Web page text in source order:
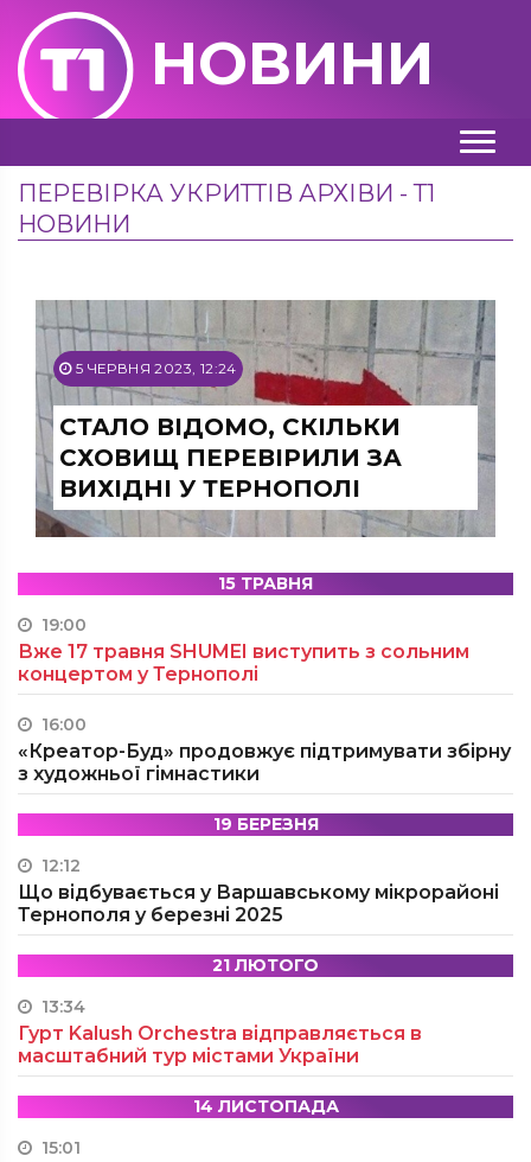
НОВИНИ
ПЕРЕВІРКА УКРИТТІВ АРХІВИ - Т1
НОВИНИ
5 ЧЕРВНЯ 2023, 12:24
СТАЛО ВІДОМО, СКІЛЬКИ
СХОВИЩ ПЕРЕВІРИЛИ ЗА
ВИХІДНІ У ТЕРНОПОЛІ
15 ТРАВНЯ
19:00
Вже 17 травня SHUMEI виступить з сольним
концертом у Тернополі
16:00
«Креатор-Буд» продовжує підтримувати збірну
з художньої гімнастики
19 БЕРЕЗНЯ
12:12
Що відбувається у Варшавському мікрорайоні
Тернополя у березні 2025
21 ЛЮТОГО
13:34
Гурт Kalush Orchestra відправляється в
масштабний тур містами України
14 ЛИСТОПАДА
15:01